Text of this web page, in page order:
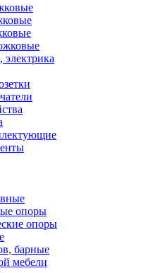
опоры
опоры
барные
мебели